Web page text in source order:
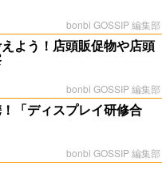
bonbi GOSSIP 編集部
よう！店頭販促物や店頭
bonbi GOSSIP 編集部
「ディスプレイ研修合
bonbi GOSSIP 編集部